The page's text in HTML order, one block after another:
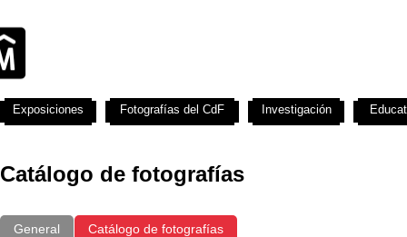
Catálogo de fotografías
General Catálogo de fotografías
Exposiciones Fotografías del CdF Investigación